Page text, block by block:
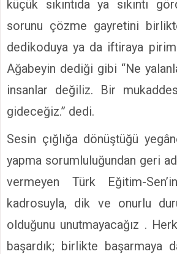
küçük sıkıntıda ya sıkıntı
sorunu çözme gayretini
dedikoduya ya da iftiraya
Ağabeyin dediği gibi “Ne
insanlar değiliz. Bir
gideceğiz.” dedi.
Sesin çığlığa dönüştüğü
yapma sorumluluğundan geri
vermeyen Türk Eğitim-
kadrosuyla, dik ve onurlu
olduğunu unutmayacağız .
başardık; birlikte